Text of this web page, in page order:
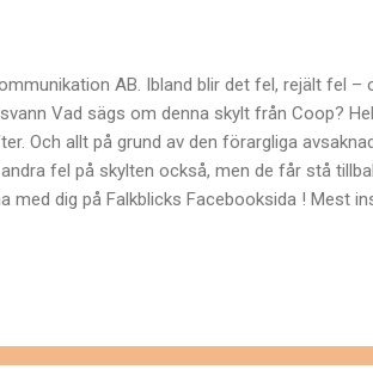
AB. Ibland blir det fel, rejält fel –
Vad sägs om denna skylt från Coop?
Och allt på grund av den förargliga
fel på skylten också, men de får stå
med dig på Falkblicks Facebooksida ! Mest
Travel Blog Awards 2012! Jag blev
...